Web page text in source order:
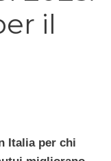
il
Italia per chi